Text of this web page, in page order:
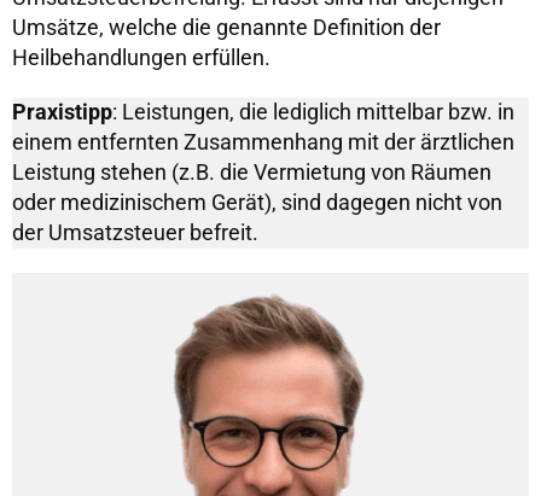
Umsätze, welche die genannte Definition der
Heilbehandlungen erfüllen.
Praxistipp: Leistungen, die lediglich mittelbar bzw. in
einem entfernten Zusammenhang mit der ärztlichen
Leistung stehen (z.B. die Vermietung von Räumen
oder medizinischem Gerät), sind dagegen nicht von
der Umsatzsteuer befreit.